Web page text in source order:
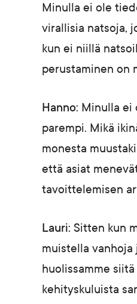
Minulla ei ole
virallisia natsoja,
kun ei niillä
perustaminen on
Hanno: Minulla ei
parempi. Mikä
monesta
että asiat
tavoittelemisen
Lauri: Sitten kun
muistella vanhoja
huolissamme
kehityskuluista